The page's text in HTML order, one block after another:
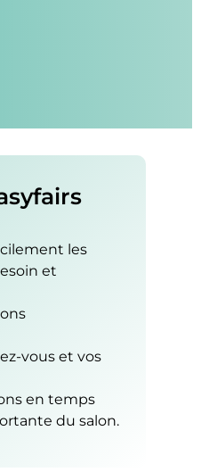
les
et
vous et vos
en temps
du salon.